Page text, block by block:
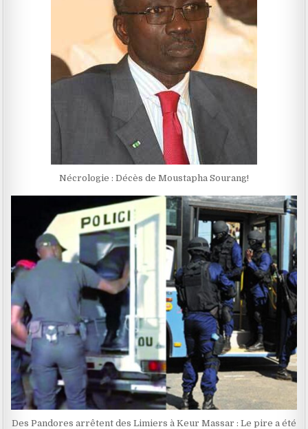
Nécrologie : Décès de Moustapha Sourang!
Des Pandores arrêtent des Limiers à Keur Massar : Le pire a été